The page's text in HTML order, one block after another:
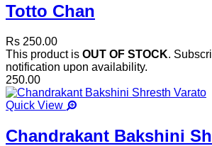
Totto Chan
Rs 250.00
This product is OUT OF STOCK.
notification upon availability.
250.00
Quick View
Chandrakant Bakshini